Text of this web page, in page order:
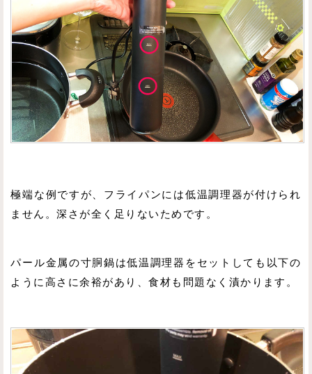
極端な例ですが、フライパンには低温調理器が付けられ
ません。深さが全く足りないためです。
パール金属の寸胴鍋は低温調理器をセットしても以下の
ように高さに余裕があり、食材も問題なく漬かります。